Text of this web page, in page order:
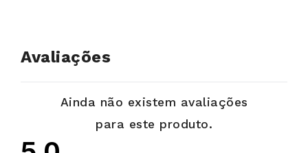
Avaliações
Ainda não existem avaliações
para este produto.